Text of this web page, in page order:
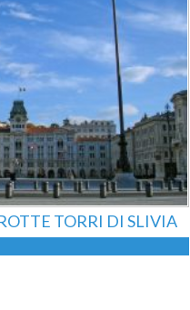
TORRI DI SLIVIA